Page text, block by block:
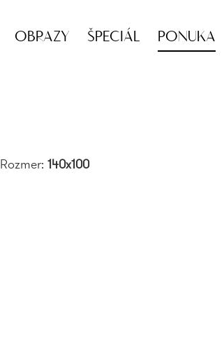
OBRAZY ŠPECIÁL PONUKA
Rozmer: 140x100